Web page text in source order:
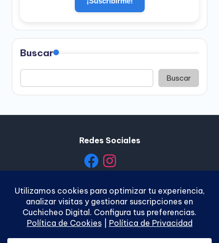
Buscar
Buscar
Redes Sociales
Política de Privacidad | Política de Cookies | Términos y
Condiciones | Contacto